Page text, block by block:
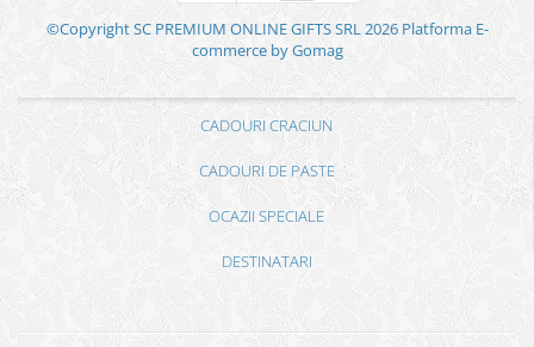
©Copyright SC PREMIUM ONLINE GIFTS SRL 2026 Platforma E-
commerce by Gomag
CADOURI CRACIUN
CADOURI DE PASTE
OCAZII SPECIALE
DESTINATARI